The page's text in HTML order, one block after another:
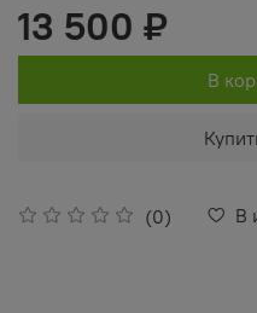
(0) В
13 500 ₽
В